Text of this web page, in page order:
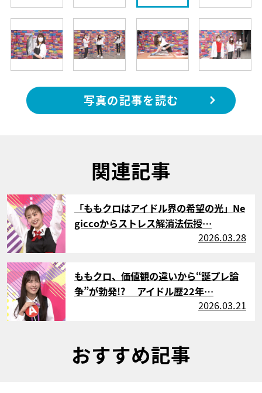
写真の記事を読む
関連記事
サムネイル
「ももクロはアイドル界の希望の光」Ne
giccoからストレス解消法伝授…
2026.03.28
サムネイル
ももクロ、価値観の違いから“誕プレ論
争”が勃発!? アイドル歴22年…
2026.03.21
おすすめ記事